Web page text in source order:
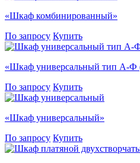
«Шкаф комбинированный»
По запросу Купить
«Шкаф универсальный тип А-Ф
По запросу Купить
«Шкаф универсальный»
По запросу Купить